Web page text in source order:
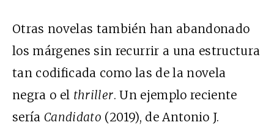
Otras novelas también han abandonado
los márgenes sin recurrir a una estructura
tan codificada como las de la novela
negra o el thriller. Un ejemplo reciente
seríaCandidato (2019), de Antonio J.